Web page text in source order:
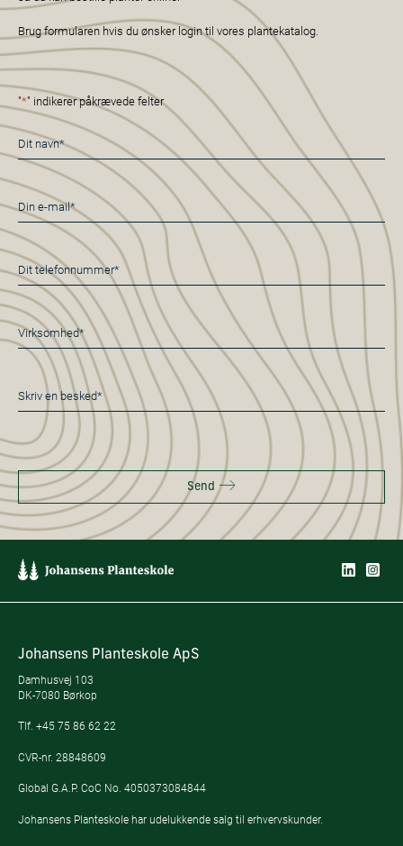
Brug formularen hvis du ønsker login til vores plantekatalog.
"*" indikerer påkrævede felter
Navn
*
E-
mail
*
Telefon
*
Virksomhed*
*
Besked
*
Send
Johansens Planteskole ApS
Damhusvej 103
DK-7080 Børkop
Tlf. +45 75 86 62 22
CVR-nr. 28848609
Global G.A.P. CoC No. 4050373084844
Johansens Planteskole har udelukkende salg til erhvervskunder.